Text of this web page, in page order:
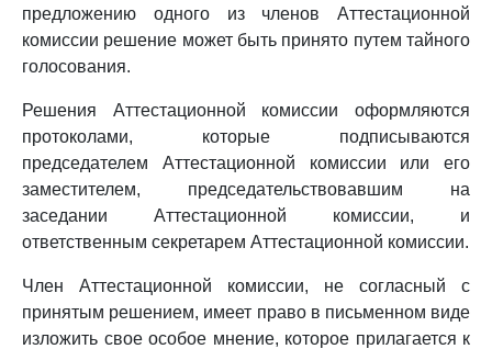
предложению одного из членов Аттестационной
комиссии решение может быть принято путем тайного
голосования.
Решения Аттестационной комиссии оформляются
протоколами, которые подписываются
председателем Аттестационной комиссии или его
заместителем, председательствовавшим на
заседании Аттестационной комиссии, и
ответственным секретарем Аттестационной комиссии.
Член Аттестационной комиссии, не согласный с
принятым решением, имеет право в письменном виде
изложить свое особое мнение, которое прилагается к